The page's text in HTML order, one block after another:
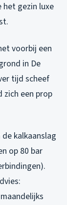
het gezin luxe
voorbij een
in De
tijd scheef
zich een prop
kalkaanslag
op 80 bar